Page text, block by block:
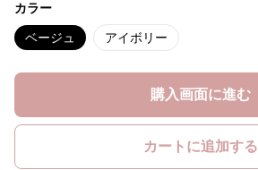
カラー
ベージュ アイボリー
購入画面に進む
カートに追加する